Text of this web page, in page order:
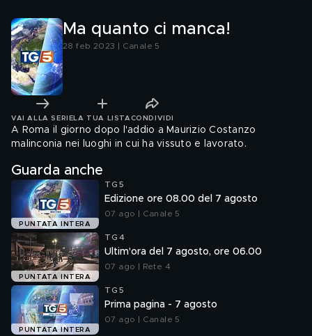
Ma quanto ci manca!
28 feb 2023 | Canale 5
VAI ALLA SERIE LA TUA LISTA CONDIVIDI
A Roma il giorno dopo l'addio a Maurizio Costanzo
malinconia nei luoghi in cui ha vissuto e lavorato.
Guarda anche
PUNTATA INTERA
TG5
Edizione ore 08.00 del 7 agosto
07 ago | Canale 5
PUNTATA INTERA
TG4
Ultim'ora del 7 agosto, ore 06.00
07 ago | Rete 4
PUNTATA INTERA
TG5
Prima pagina - 7 agosto
07 ago | Canale 5